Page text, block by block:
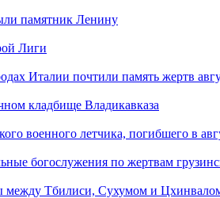
памятник Ленину
Лиги
Италии почтили память жертв
кладбище Владикавказа
военного летчика, погибшего в
богослужения по жертвам
между Тбилиси, Сухумом и